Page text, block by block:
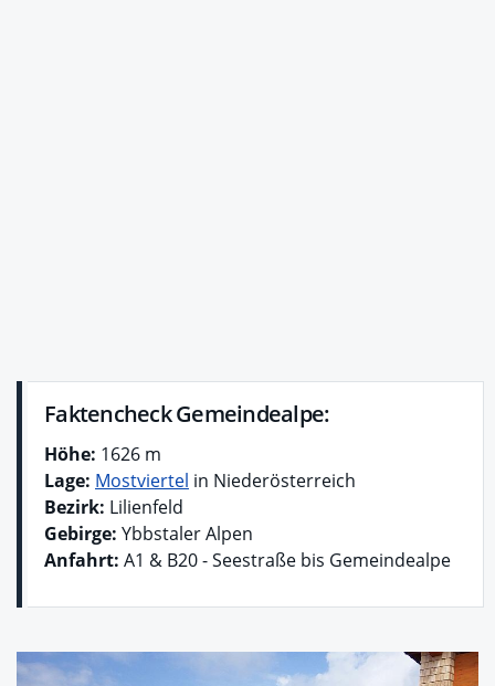
Faktencheck Gemeindealpe:
Höhe: 1626 m
Lage: Mostviertel in Niederösterreich
Bezirk: Lilienfeld
Gebirge: Ybbstaler Alpen
Anfahrt: A1 & B20 - Seestraße bis Gemeindealpe